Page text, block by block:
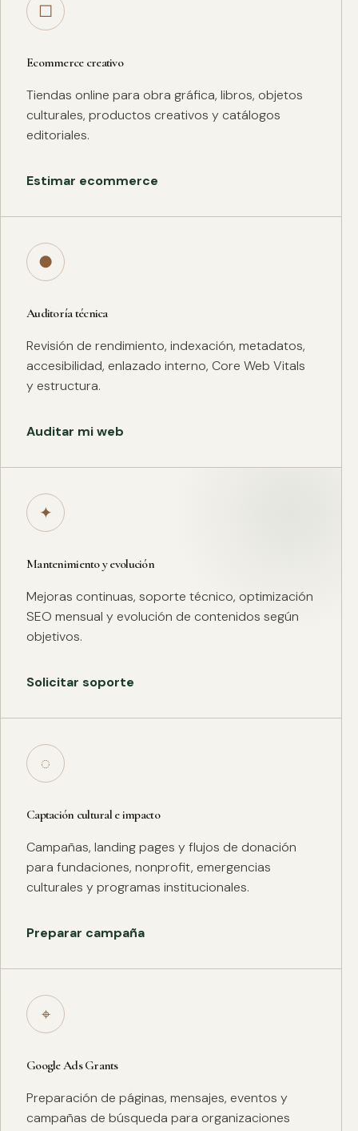
□
Ecommerce creativo
Tiendas online para obra gráfica, libros, objetos
culturales, productos creativos y catálogos
editoriales.
Estimar ecommerce
●
Auditoría técnica
Revisión de rendimiento, indexación, metadatos,
accesibilidad, enlazado interno, Core Web Vitals
y estructura.
Auditar mi web
✦
Mantenimiento y evolución
Mejoras continuas, soporte técnico, optimización
SEO mensual y evolución de contenidos según
objetivos.
Solicitar soporte
◌
Captación cultural e impacto
Campañas, landing pages y flujos de donación
para fundaciones, nonprofit, emergencias
culturales y programas institucionales.
Preparar campaña
⌖
Google Ads Grants
Preparación de páginas, mensajes, eventos y
campañas de búsqueda para organizaciones